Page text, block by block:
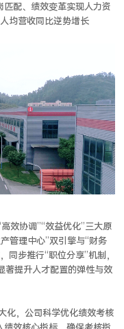
配、绩效变革实现人力资
均营收同比逆势增长
效协调”“效益优化”三大原
管理中心”双引擎与“财务
同步推行“职位分享”机制，
著提升人才配置的弹性与效
化，公司科学优化绩效考核